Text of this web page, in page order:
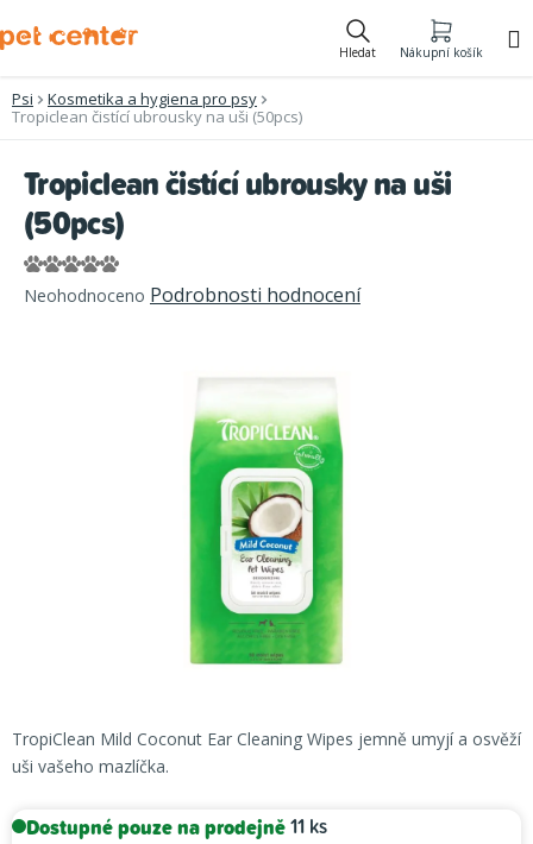
na
Hledat Nákupní košík
Psi
Kosmetika a hygiena pro psy
Tropiclean čistící ubrousky na uši (50pcs)
TropiClean Mild Coconut Ear Cleaning Wipes jemně umyjí a osvěží
uši vašeho mazlíčka.
Dostupné pouze na prodejně11 ks
Tropiclean čistící ubrousky na uši
(50pcs)
Průměrné
hodnocení
Neohodnoceno Podrobnosti hodnocení